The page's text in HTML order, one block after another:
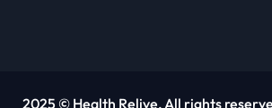
2025 © Health Relive, All rights